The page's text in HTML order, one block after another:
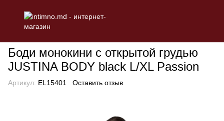
Боди монокини с открытой грудью
JUSTINA BODY black L/XL Passion
Артикул: EL15401 Оставить отзыв